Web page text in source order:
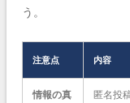
う。
注意点 内容
情報の真
匿名投